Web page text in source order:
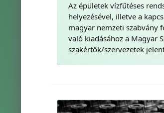
Az épületek vízfűtéses
helyezésével, illetve a
magyar nemzeti szabvány
való kiadásához a Magyar
szakértők/szervezetek